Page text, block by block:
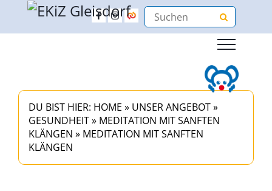
DU BIST HIER: HOME » UNSER ANGEBOT»
GESUNDHEIT» MEDITATION MIT SANFTEN
KLÄNGEN » MEDITATION MIT SANFTEN
KLÄNGEN